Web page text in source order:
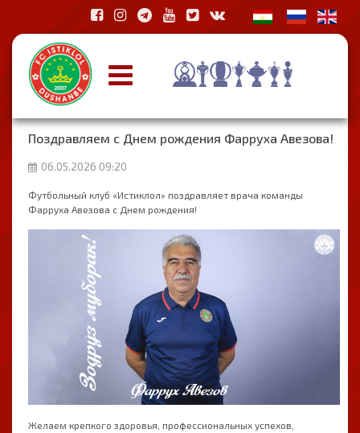
Поздравляем с Днем рождения Фарруха Авезова!
06.05.2026 09:20
Футбольный клуб «Истиклол» поздравляет врача команды
Фарруха Авезова с Днем рождения!
Желаем крепкого здоровья, профессиональных успехов,